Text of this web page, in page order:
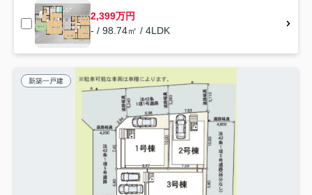
2,399万円
- / 98.74㎡ / 4LDK
新築一戸建